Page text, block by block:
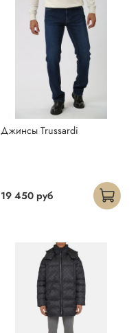
Джинсы Trussardi
19 450 руб